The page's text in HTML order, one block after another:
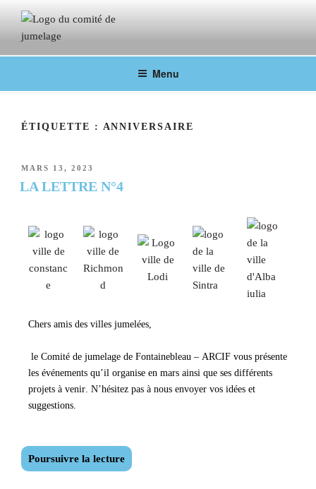
COMITÉ DE JUMELAGE DE
FONTAINEBLEAU
Menu
ÉTIQUETTE : ANNIVERSAIRE
MARS 13, 2023
LA LETTRE N°4
Chers amis des villes jumelées,
le Comité de jumelage de Fontainebleau – ARCIF vous présente
les événements qu’il organise en mars ainsi que ses différents
projets à venir N’hésitez pas à nous envoyer vos idées et
suggestions
Poursuivre la lecture